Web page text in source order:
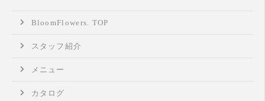
BloomFlowers. TOP
スタッフ紹介
メニュー
カタログ